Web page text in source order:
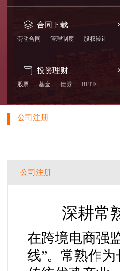
合同下载
劳动合同 管理制度 股权转让
投资理财
股票 基金 债券 REITs
公司注册
公司注册
深耕常
在跨境电商强
线”。常熟作